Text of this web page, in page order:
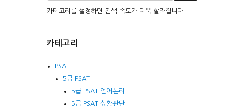
카테고리를 설정하면 검색 속도가 더욱 빨라집니다.
카테고리
PSAT
5급 PSAT
5급 PSAT 언어논리
5급 PSAT 상황판단